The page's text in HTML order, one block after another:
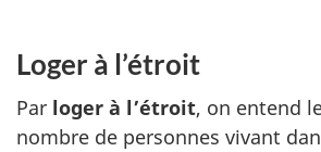
Loger à l’étroit
Par loger à l’étroit, on entend
nombre de personnes vivant